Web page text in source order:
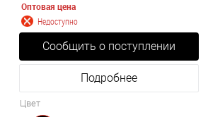
Оптовая цена
Недоступно
Сообщить о поступлении
Подробнее
Цвет